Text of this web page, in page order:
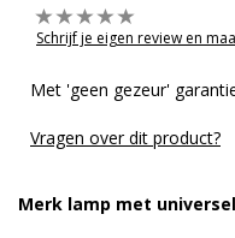
Schrijf je eigen review en
Met 'geen gezeur'
Vragen over dit product?
Merk lamp met